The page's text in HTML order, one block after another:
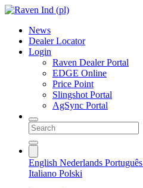
News
Dealer Locator
Login
Raven Dealer Portal
EDGE Online
Price Point
Slingshot Portal
AgSync Portal
English Nederlands Português
Italiano Polski